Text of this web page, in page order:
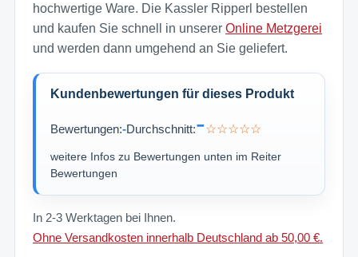
hochwertige Ware. Die Kassler Ripperl bestellen
und kaufen Sie schnell in unserer Online Metzgerei
und werden dann umgehend an Sie geliefert.
Kundenbewertungen für dieses Produkt
Bewertungen:-Durchschnitt:-☆☆☆☆☆
weitere Infos zu Bewertungen unten im Reiter
Bewertungen
In 2-3 Werktagen bei Ihnen.
Ohne Versandkosten innerhalb Deutschland ab 50,00 €.